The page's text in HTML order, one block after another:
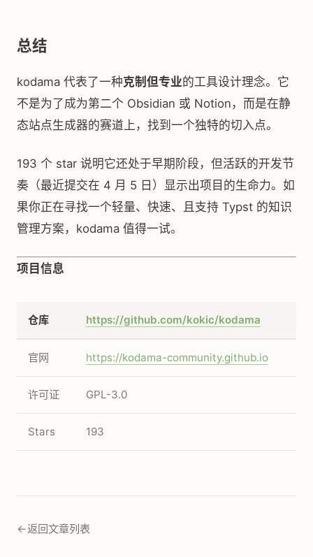
总结
kodama 代表了一种克制但专业的工具设计理念。它
不是为了成为第二个 Obsidian 或 Notion，而是在静
态站点生成器的赛道上，找到一个独特的切入点。
193 个 star 说明它还处于早期阶段，但活跃的开发节
奏（最近提交在 4 月 5 日）显示出项目的生命力。如
果你正在寻找一个轻量、快速、且支持 Typst 的知识
管理方案，kodama 值得一试。
项目信息
仓库 https://github.com/kokic/kodama
官网 https://kodama-community.github.io
许可证 GPL-3.0
Stars 193
←返回文章列表